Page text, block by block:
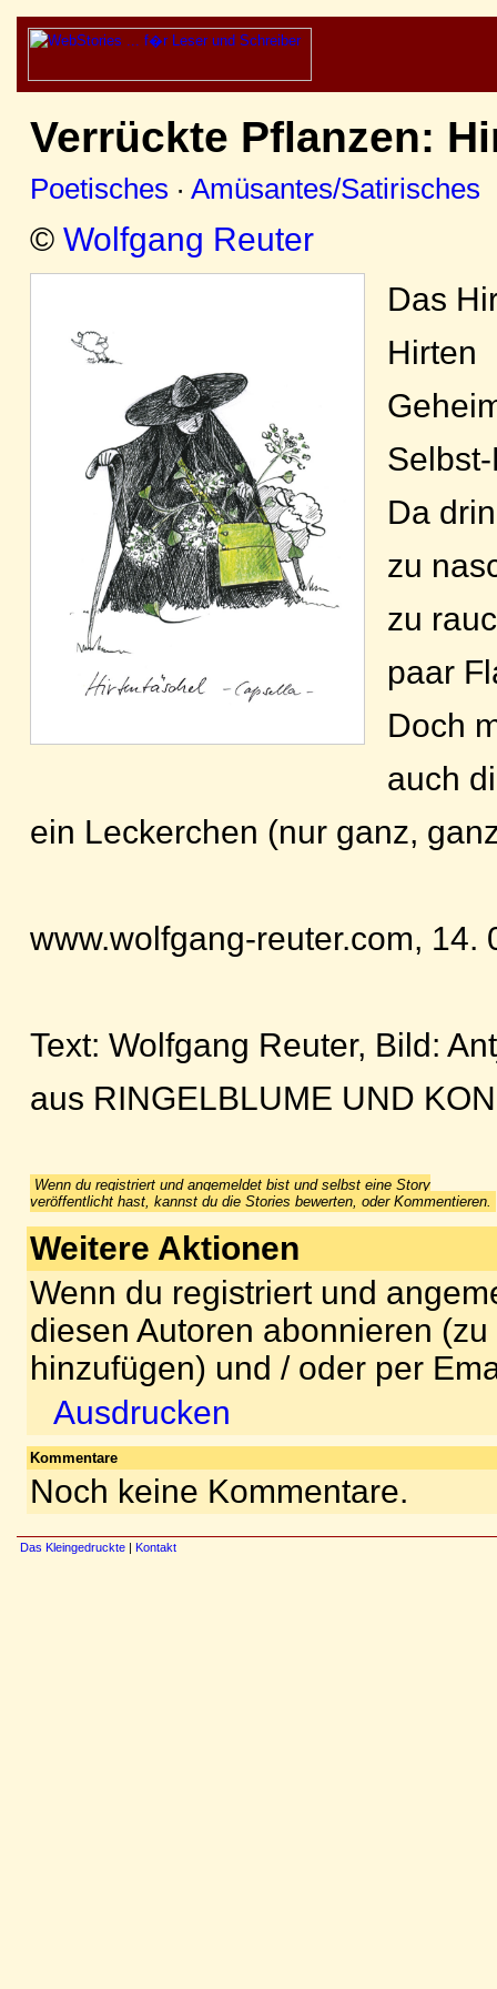
Verrückte Pflanzen:
Poetisches · Amüsantes/Satirisches
© Wolfgang Reuter
Das
Hirten
Da
zu
zu
paar
Doch
auch
ein Leckerchen (nur ganz,
www.wolfgang-reuter.com, 14.
Text: Wolfgang Reuter, Bild:
aus RINGELBLUME UND
Wenn du registriert und angemeldet bist und selbst eine Story
veröffentlicht hast, kannst du die Stories bewerten, oder Kommentieren.
Weitere Aktionen
Wenn du registriert und
diesen Autoren abonnieren
hinzufügen) und / oder per
Ausdrucken
Kommentare
Noch keine Kommentare.
Das Kleingedruckte | Kontakt